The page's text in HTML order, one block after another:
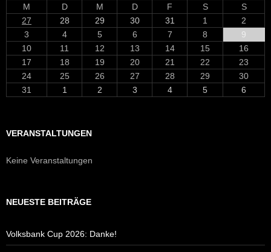
M D M D F S
S
27
28 29 30 31 1
2
3
4 5 6 7 8
9
10
11 12 13 14 15
16
17
18 19 20 21 22
23
24
25 26 27 28 29
30
31
1 2 3 4 5 6
VERANSTALTUNGEN
Keine Veranstaltungen
NEUESTE BEITRÄGE
Volksbank Cup 2026: Danke!